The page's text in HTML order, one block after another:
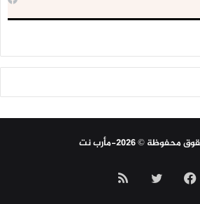
© 2026-مأرب نت
فيسبوك تويتر ملخص